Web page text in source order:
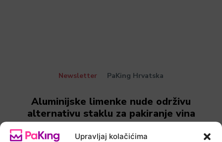
Upravljaj kolačićima
Newsletter PaKing Hrvatska
Aluminijske limenke nude održivu
alternativu staklu za pakiranje vina